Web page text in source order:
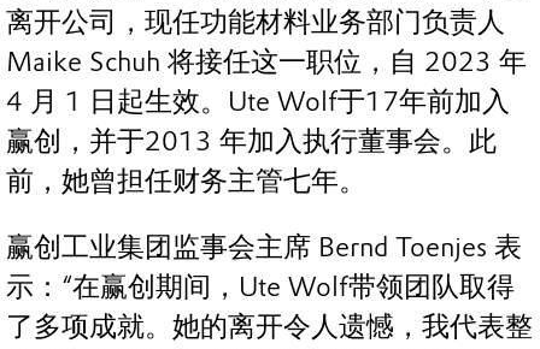
离开公司，现任功能材料业务部门负责人
Maike Schuh 将接任这一职位，自 2023 年
4 月 1 日起生效。Ute Wolf于17年前加入
赢创，并于2013 年加入执行董事会。此
前，她曾担任财务主管七年。
赢创工业集团监事会主席 Bernd Toenjes 表
示：“在赢创期间，Ute Wolf带领团队取得
了多项成就。她的离开令人遗憾，我代表整